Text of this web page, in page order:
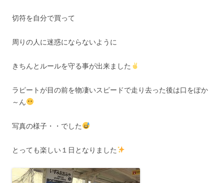
切符を自分で買って
周りの人に迷惑にならないように
きちんとルールを守る事が出来ました
ラピートが目の前を物凄いスピードで走り去った後は口をぽか
～ん
写真の様子・・でした
とっても楽しい１日となりました